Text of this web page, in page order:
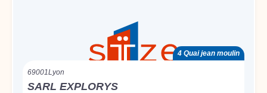
4 Quai jean moulin
69001Lyon
SARL EXPLORYS